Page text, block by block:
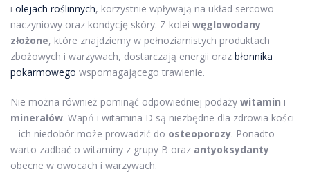
i olejach roślinnych, korzystnie wpływają na układ sercowo-
naczyniowy oraz kondycję skóry. Z kolei węglowodany
złożone, które znajdziemy w pełnoziarnistych produktach
zbożowych i warzywach, dostarczają energii oraz błonnika
pokarmowego wspomagającego trawienie.
Nie można również pominąć odpowiedniej podaży witamin i
minerałów. Wapń i witamina D są niezbędne dla zdrowia kości
– ich niedobór może prowadzić do osteoporozy. Ponadto
warto zadbać o witaminy z grupy B oraz antyoksydanty
obecne w owocach i warzywach.